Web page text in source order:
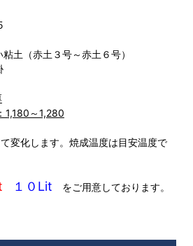
土（赤土３号～赤土６号）
1,180～1,280
変化します。焼成温度は目安温度で
１０Lit をご用意しております。